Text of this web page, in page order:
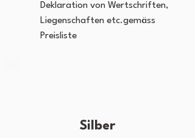
Deklaration von Wertschriften,
Liegenschaften etc.gemäss
Preisliste
Silber